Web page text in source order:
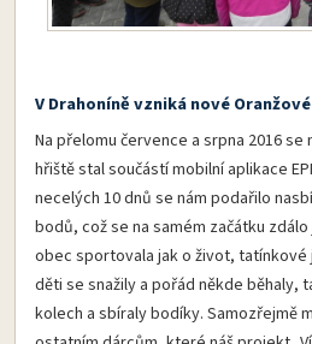
V Drahoníně vzniká nové
Na přelomu července a srpna 2016 se
hřiště stal součástí mobilní aplikace
necelých 10 dnů se nám podařilo
bodů, což se na samém začátku zdálo
obec sportovala jak o život,
děti se snažily a pořád někde běhaly,
kolech a sbíraly bodíky. Samozřejmě